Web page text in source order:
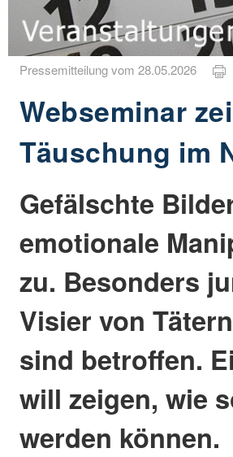
Pressemitteilung vom 28.05.2026
Webseminar
Täuschung im
Gefälschte
emotionale
zu. Besonders
Visier von
sind betroffen.
will zeigen, wie
werden können.